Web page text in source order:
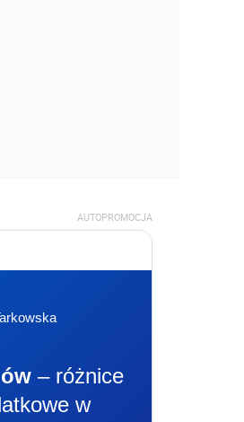
AUTOPROMOCJA
– różnice
w